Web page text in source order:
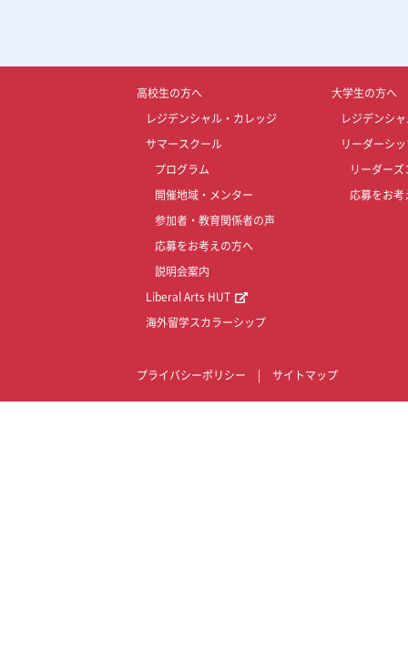
高校生の方へ
レジデンシャル・カレッジ
サマースクール
プログラム
開催地域・メンター
参加者・教育関係者の声
応募をお考えの方へ
説明会案内
Liberal Arts HUT
海外留学スカラーシップ
大学生の方へ
レジデンシ
リーダーシ
リーダーズ
応募をお考
プライバシーポリシー サイトマップ